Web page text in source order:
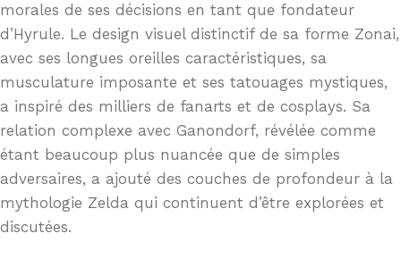
morales de ses décisions en tant que fondateur
d’Hyrule. Le design visuel distinctif de sa forme Zonai,
avec ses longues oreilles caractéristiques, sa
musculature imposante et ses tatouages mystiques,
a inspiré des milliers de fanarts et de cosplays. Sa
relation complexe avec Ganondorf, révélée comme
étant beaucoup plus nuancée que de simples
adversaires, a ajouté des couches de profondeur à la
mythologie Zelda qui continuent d’être explorées et
discutées.